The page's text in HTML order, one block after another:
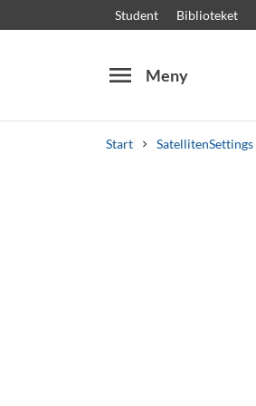
Student Biblioteket
menu Meny
Start SatellitenSettings